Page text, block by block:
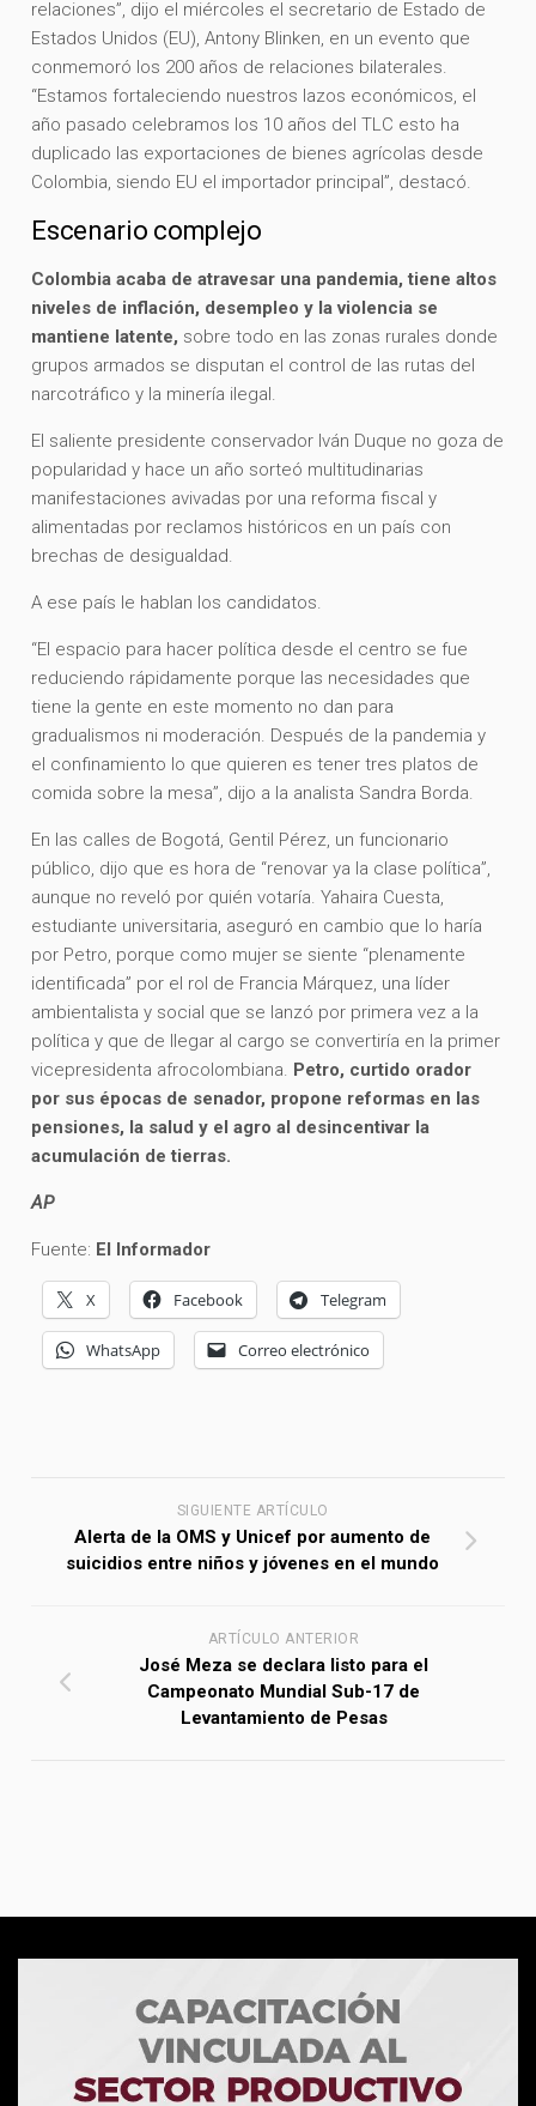
relaciones”, dijo el miércoles el secretario de Estado de
Estados Unidos (EU), Antony Blinken, en un evento que
conmemoró los 200 años de relaciones bilaterales.
“Estamos fortaleciendo nuestros lazos económicos, el
año pasado celebramos los 10 años del TLC esto ha
duplicado las exportaciones de bienes agrícolas desde
Colombia, siendo EU el importador principal”, destacó.
Escenario complejo
Colombia acaba de atravesar una pandemia, tiene altos
niveles de inflación, desempleo y la violencia se
mantiene latente, sobre todo en las zonas rurales donde
grupos armados se disputan el control de las rutas del
narcotráfico y la minería ilegal.
El saliente presidente conservador Iván Duque no goza de
popularidad y hace un año sorteó multitudinarias
manifestaciones avivadas por una reforma fiscal y
alimentadas por reclamos históricos en un país con
brechas de desigualdad.
A ese país le hablan los candidatos.
“El espacio para hacer política desde el centro se fue
reduciendo rápidamente porque las necesidades que
tiene la gente en este momento no dan para
gradualismos ni moderación. Después de la pandemia y
el confinamiento lo que quieren es tener tres platos de
comida sobre la mesa”, dijo a la analista Sandra Borda.
En las calles de Bogotá, Gentil Pérez, un funcionario
público, dijo que es hora de “renovar ya la clase política”,
aunque no reveló por quién votaría. Yahaira Cuesta,
estudiante universitaria, aseguró en cambio que lo haría
por Petro, porque como mujer se siente “plenamente
identificada” por el rol de Francia Márquez, una líder
ambientalista y social que se lanzó por primera vez a la
política y que de llegar al cargo se convertiría en la primer
vicepresidenta afrocolombiana. Petro, curtido orador
por sus épocas de senador, propone reformas en las
pensiones, la salud y el agro al desincentivar la
acumulación de tierras.
AP
Fuente: El Informador
X Facebook Telegram
WhatsApp Correo electrónico
SIGUIENTE ARTÍCULO
Alerta de la OMS y Unicef por aumento de
suicidios entre niños y jóvenes en el mundo
ARTÍCULO ANTERIOR
José Meza se declara listo para el
Campeonato Mundial Sub-17 de
Levantamiento de Pesas